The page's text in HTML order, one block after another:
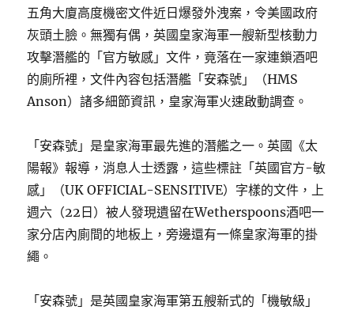
五角大廈高度機密文件近日爆發外洩案，令美國政府
灰頭土臉。無獨有偶，英國皇家海軍一艘新型核動力
攻擊潛艦的「官方敏感」文件，竟落在一家連鎖酒吧
的廁所裡，文件內容包括潛艦「安森號」（HMS
Anson）諸多細節資訊，皇家海軍火速啟動調查。
「安森號」是皇家海軍最先進的潛艦之一。英國《太
陽報》報導，消息人士透露，這些標註「英國官方-敏
感」（UK OFFICIAL-SENSITIVE）字樣的文件，上
週六（22日）被人發現遺留在Wetherspoons酒吧一
家分店內廁間的地板上，旁邊還有一條皇家海軍的掛
繩。
「安森號」是英國皇家海軍第五艘新式的「機敏級」